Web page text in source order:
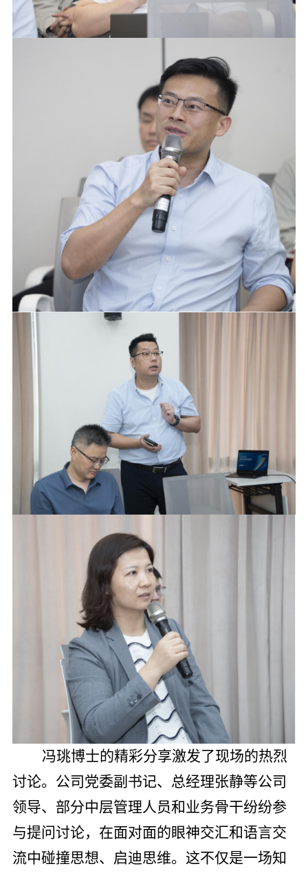
冯珧博士的精彩分享激发了现场的热烈
讨论。公司党委副书记、总经理张静等公司
领导、部分中层管理人员和业务骨干纷纷参
与提问讨论，在面对面的眼神交汇和语言交
流中碰撞思想、启迪思维。这不仅是一场知